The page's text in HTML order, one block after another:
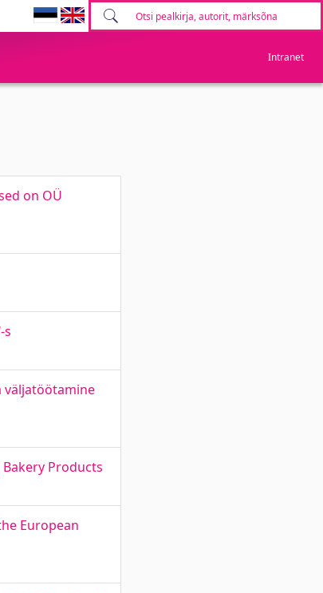
Intranet
on OÜ
s
väljatöötamine
Products
European